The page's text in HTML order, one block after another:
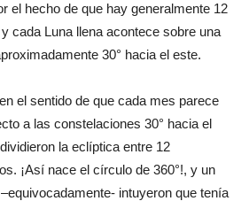
el hecho de que hay generalmente 12
cada Luna llena acontece sobre una
30° hacia el este.
el sentido de que cada mes parece
a las constelaciones 30° hacia el
la eclíptica entre 12
¡Así nace el círculo de 360°!, y un
intuyeron que tenía